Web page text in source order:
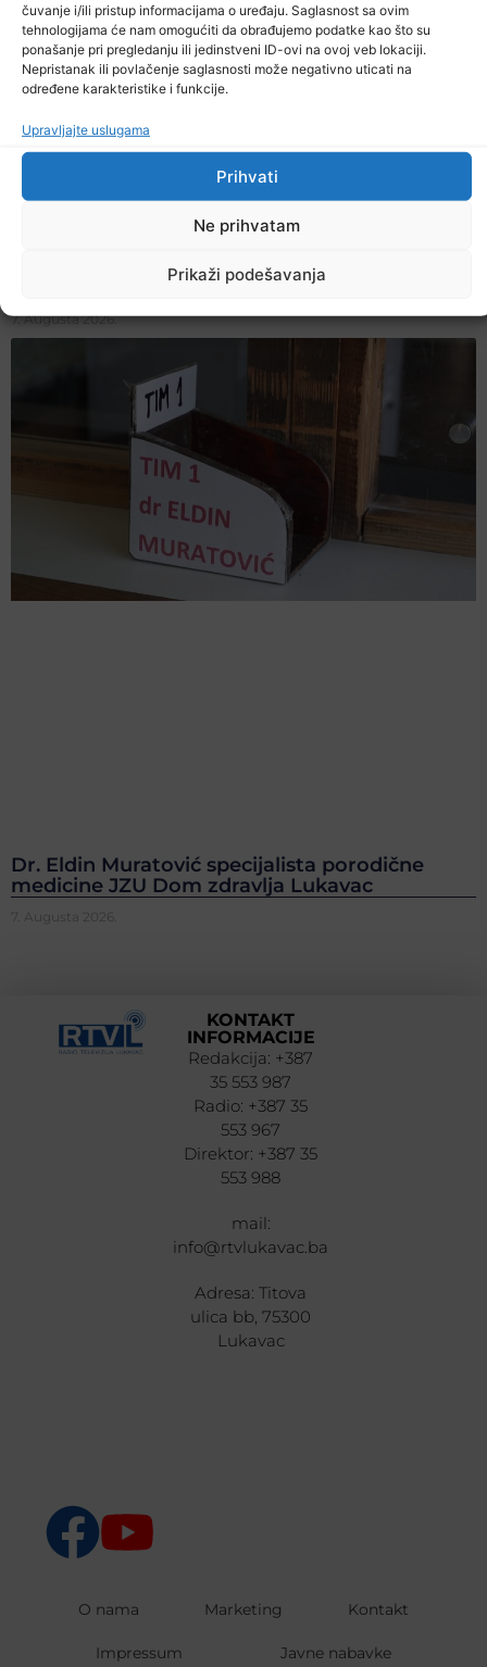
čuvanje i/ili pristup informacijama o uređaju. Saglasnost sa ovim
tehnologijama će nam omogućiti da obrađujemo podatke kao što su
ponašanje pri pregledanju ili jedinstveni ID-ovi na ovoj veb lokaciji.
Nepristanak ili povlačenje saglasnosti može negativno uticati na
određene karakteristike i funkcije.
Upravljajte uslugama
Prihvati
Ne prihvatam
Prikaži podešavanja
Večer jazza drugačijeg zvuka
7. Augusta 2026.
Dr. Eldin Muratović specijalista porodične
medicine JZU Dom zdravlja Lukavac
7. Augusta 2026.
KONTAKT
INFORMACIJE
Redakcija: +387
35 553 987
Radio: +387 35
553 967
Direktor: +387 35
553 988
mail:
info@rtvlukavac.ba
Adresa: Titova
ulica bb, 75300
Lukavac
O nama Marketing Kontakt
Impressum Javne nabavke